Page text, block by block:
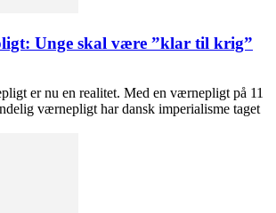
Unge skal være ”klar til krig”
er nu en realitet. Med en værnepligt på 11
værnepligt har dansk imperialisme taget